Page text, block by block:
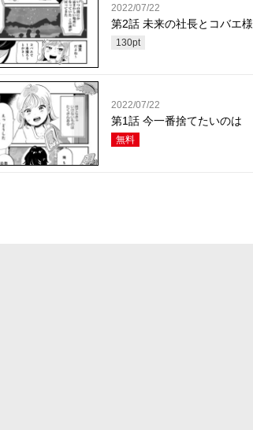
2022/07/22
第2話 未来の社長とコバエ様
130pt
2022/07/22
第1話 今一番捨てたいのは
無料